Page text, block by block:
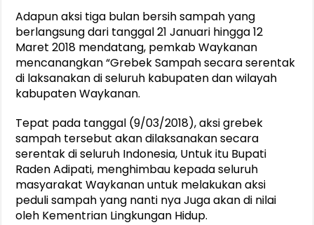
Adapun aksi tiga bulan bersih sampah yang
berlangsung dari tanggal 21 Januari hingga 12
Maret 2018 mendatang, pemkab Waykanan
mencanangkan “Grebek Sampah secara serentak
di laksanakan di seluruh kabupaten dan wilayah
kabupaten Waykanan.
Tepat pada tanggal (9/03/2018), aksi grebek
sampah tersebut akan dilaksanakan secara
serentak di seluruh Indonesia, Untuk itu Bupati
Raden Adipati, menghimbau kepada seluruh
masyarakat Waykanan untuk melakukan aksi
peduli sampah yang nanti nya Juga akan di nilai
oleh Kementrian Lingkungan Hidup.